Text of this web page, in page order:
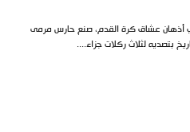
أذهان عشاق كرة القدم، صنع حارس مرمى
بتصديه لثلاث ركلات جزاء....